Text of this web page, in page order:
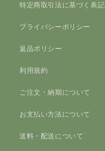
特定商取引法に基づく表記
プライバシーポリシー
返品ポリシー
利用規約
ご注文・納期について
お支払い方法について
送料・配送について